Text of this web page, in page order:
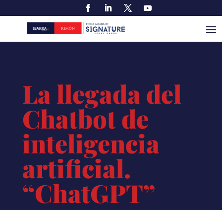
La llegada del
Chatbot de
inteligencia
artificial.
“ChatGPT”